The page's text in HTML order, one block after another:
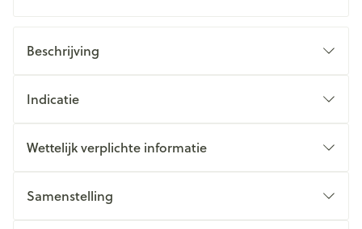
Beschrijving
Indicatie
Wettelijk verplichte informatie
Samenstelling